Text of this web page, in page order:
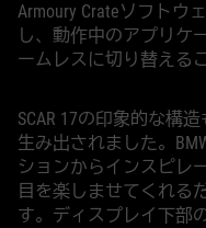
Armoury Crateソフトウ
し、動作中のアプリケ
ームレスに切り替える
SCAR 17の印象的な構
生み出されました。
ションからインスピレ
目を楽しませてくれる
す。ディスプレイ下部